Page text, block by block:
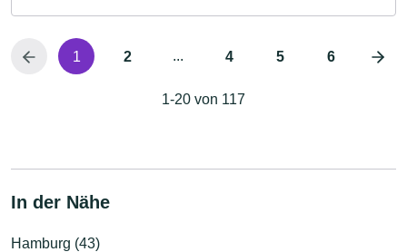
1 2 ... 4 5 6
1-20 von 117
In der Nähe
Hamburg (43)